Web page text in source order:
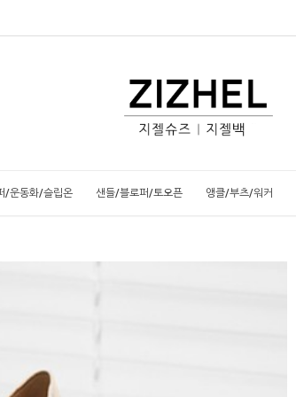
/운동화/슬립온 샌들/블로퍼/토오픈 앵클/부츠/워커